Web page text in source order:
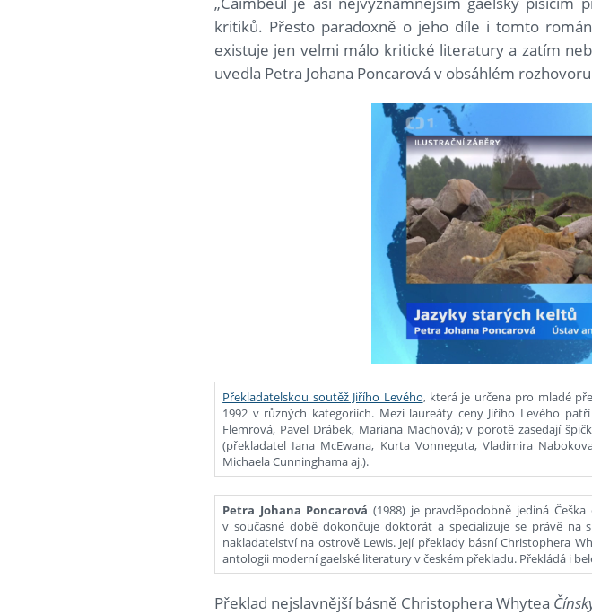
kritiků. Přesto paradoxně o jeho díle i tomto
existuje jen velmi málo kritické literatury a zatím
uvedla Petra Johana Poncarová v obsáhlém
Překladatelskou soutěž Jiřího Levého, která je určena pro mladé
1992 v různých kategoriích. Mezi laureáty ceny Jiřího Levého
Flemrová, Pavel Drábek, Mariana Machová); v porotě zasedají
(překladatel Iana McEwana, Kurta Vonneguta, Vladimira
Michaela Cunninghama aj.).
Petra Johana Poncarová (1988) je pravděpodobně jediná
v současné době dokončuje doktorát a specializuje se právě na
nakladatelství na ostrově Lewis. Její překlady básní Christophera
antologii moderní gaelské literatury v českém překladu. Překládá i
Překlad nejslavnější básně Christophera Whytea